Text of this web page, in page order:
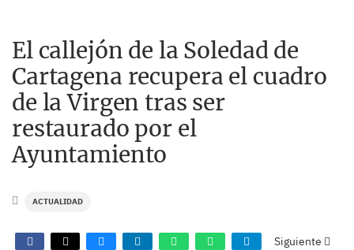
El callejón de la Soledad de
Cartagena recupera el cuadro
de la Virgen tras ser
restaurado por el
Ayuntamiento
ACTUALIDAD
Siguiente